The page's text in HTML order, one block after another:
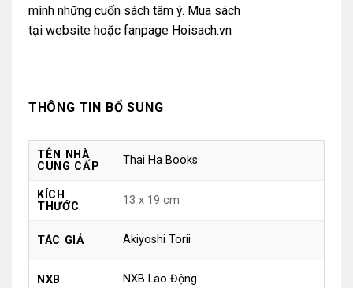
mình những cuốn sách tâm ý. Mua sách
tại websitehoặc fanpage Hoisach.vn
THÔNG TIN BỔ SUNG
TÊN NHÀ
CUNG CẤP
Thai Ha Books
KÍCH
THƯỚC
13 x 19 cm
TÁC GIẢ Akiyoshi Torii
NXB NXB Lao Động